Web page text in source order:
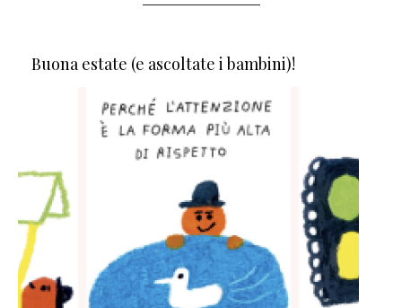
Buona estate (e ascoltate i bambini)!